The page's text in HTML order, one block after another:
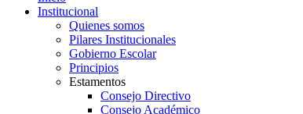
Institucional
Quienes somos
Pilares Institucionales
Gobierno Escolar
Principios
Estamentos
Consejo Directivo
Consejo Académico